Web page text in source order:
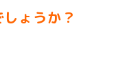
ょうか ？